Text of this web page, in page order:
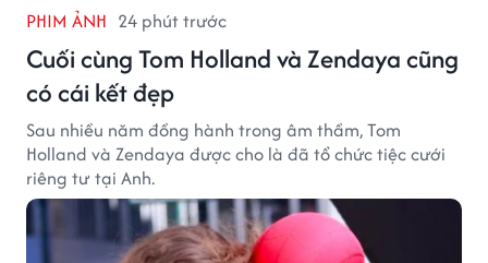
PHIM ẢNH 24 phút trước
Cuối cùng Tom Holland và Zendaya cũng
có cái kết đẹp
Sau nhiều năm đồng hành trong âm thầm, Tom
Holland và Zendaya được cho là đã tổ chức tiệc cưới
riêng tư tại Anh.